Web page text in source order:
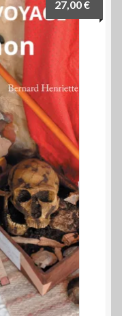
27,00€